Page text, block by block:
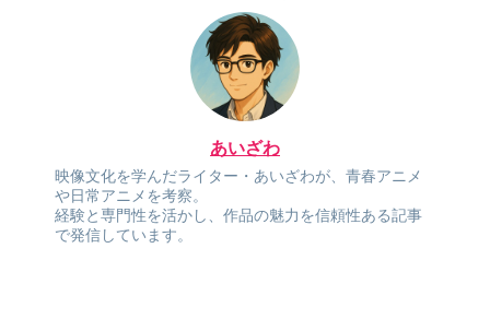
あいざわ
映像文化を学んだライター・あいざわが、青春アニメ
や日常アニメを考察。
経験と専門性を活かし、作品の魅力を信頼性ある記事
で発信しています。